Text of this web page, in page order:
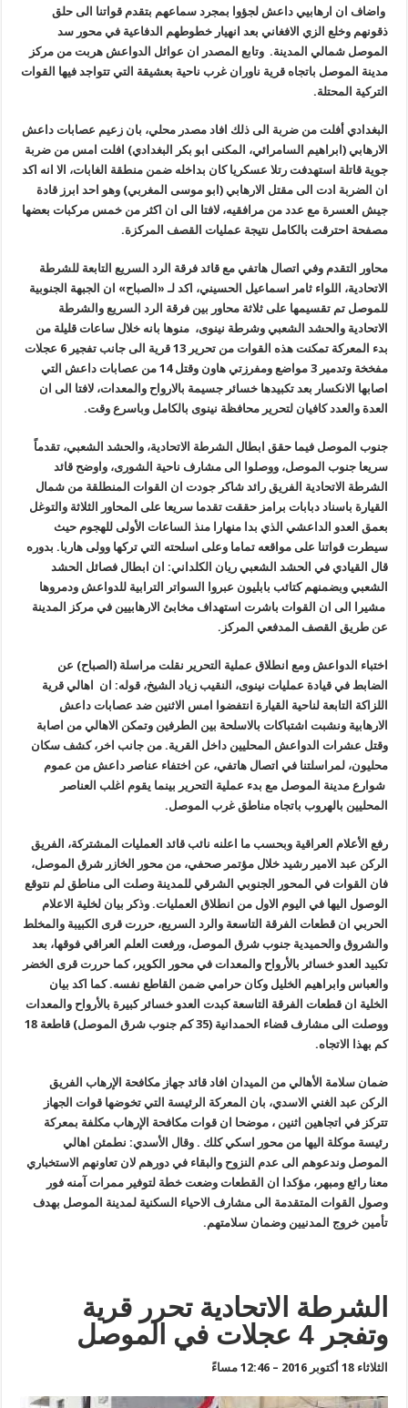
واضاف ان ارهابيي داعش لجؤوا بمجرد سماعهم بتقدم قواتنا الى حلق
ذقونهم وخلع الزي الافغاني بعد انهيار خطوطهم الدفاعية في محور سد
الموصل شمالي المدينة. وتابع المصدر ان عوائل الدواعش هربت من مركز
مدينة الموصل باتجاه قرية ناوران غرب ناحية بعشيقة التي تتواجد فيها القوات
التركية المحتلة.
البغدادي أفلت من ضربة الى ذلك افاد مصدر محلي، بان زعيم عصابات داعش
الارهابي (ابراهيم السامرائي، المكنى ابو بكر البغدادي) افلت امس من ضربة
جوية قاتلة استهدفت رتلا عسكريا كان بداخله ضمن منطقة الغابات، الا انه اكد
ان الضربة ادت الى مقتل الارهابي (ابو موسى المغربي) وهو احد ابرز قادة
جيش العسرة مع عدد من مرافقيه، لافتا الى ان اكثر من خمس مركبات بعضها
مصفحة احترقت بالكامل نتيجة عمليات القصف المركزة.
محاور التقدم وفي اتصال هاتفي مع قائد فرقة الرد السريع التابعة للشرطة
الاتحادية، اللواء ثامر اسماعيل الحسيني، اكد لـ «الصباح» ان الجبهة الجنوبية
للموصل تم تقسيمها على ثلاثة محاور بين فرقة الرد السريع والشرطة
الاتحادية والحشد الشعبي وشرطة نينوى، منوها بانه خلال ساعات قليلة من
بدء المعركة تمكنت هذه القوات من تحرير 13 قرية الى جانب تفجير 6 عجلات
مفخخة وتدمير 3 مواضع ومفرزتي هاون وقتل 14 من عصابات داعش التي
اصابها الانكسار بعد تكبيدها خسائر جسيمة بالارواح والمعدات، لافتا الى ان
العدة والعدد كافيان لتحرير محافظة نينوى بالكامل وباسرع وقت.
جنوب الموصل فيما حقق ابطال الشرطة الاتحادية، والحشد الشعبي، تقدماً
سريعا جنوب الموصل، ووصلوا الى مشارف ناحية الشورى، واوضح قائد
الشرطة الاتحادية الفريق رائد شاكر جودت ان القوات المنطلقة من شمال
القيارة باسناد دبابات برامز حققت تقدما سريعا على المحاور الثلاثة والتوغل
بعمق العدو الداعشي الذي بدا منهارا منذ الساعات الأولى للهجوم حيث
سيطرت قواتنا على مواقعه تماما وعلى اسلحته التي تركها وولى هاربا. بدوره
قال القيادي في الحشد الشعبي ريان الكلداني: ان ابطال فصائل الحشد
الشعبي وبضمنهم كتائب بابليون عبروا السواتر الترابية للدواعش ودمروها
مشيرا الى ان القوات باشرت استهداف مخابئ الارهابيين في مركز المدينة
عن طريق القصف المدفعي المركز.
اختباء الدواعش ومع انطلاق عملية التحرير نقلت مراسلة (الصباح) عن
الضابط في قيادة عمليات نينوى، النقيب زياد الشيخ، قوله: ان اهالي قرية
اللزاكة التابعة لناحية القيارة انتفضوا امس الاثنين ضد عصابات داعش
الارهابية ونشبت اشتباكات بالاسلحة بين الطرفين وتمكن الاهالي من اصابة
وقتل عشرات الدواعش المحليين داخل القرية. من جانب اخر، كشف سكان
محليون، لمراسلتنا في اتصال هاتفي، عن اختفاء عناصر داعش من عموم
شوارع مدينة الموصل مع بدء عملية التحرير بينما يقوم اغلب العناصر
المحليين بالهروب باتجاه مناطق غرب الموصل.
رفع الأعلام العراقية وبحسب ما اعلنه نائب قائد العمليات المشتركة، الفريق
الركن عبد الامير رشيد خلال مؤتمر صحفي، من محور الخازر شرق الموصل،
فان القوات في المحور الجنوبي الشرقي للمدينة وصلت الى مناطق لم نتوقع
الوصول اليها في اليوم الاول من انطلاق العمليات. وذكر بيان لخلية الاعلام
الحربي ان قطعات الفرقة التاسعة والرد السريع، حررت قرى الكبيبة والمخلط
والشروق والحميدية جنوب شرق الموصل، ورفعت العلم العراقي فوقها، بعد
تكبيد العدو خسائر بالأرواح والمعدات في محور الكوير، كما حررت قرى الخضر
والعباس وابراهيم الخليل وكان حرامي ضمن القاطع نفسه. كما اكد بيان
الخلية ان قطعات الفرقة التاسعة كبدت العدو خسائر كبيرة بالأرواح والمعدات
ووصلت الى مشارف قضاء الحمدانية (35 كم جنوب شرق الموصل) قاطعة 18
كم بهذا الاتجاه.
ضمان سلامة الأهالي من الميدان افاد قائد جهاز مكافحة الإرهاب الفريق
الركن عبد الغني الاسدي، بان المعركة الرئيسة التي تخوضها قوات الجهاز
تتركز في اتجاهين اثنين ، موضحا ان قوات مكافحة الإرهاب مكلفة بمعركة
رئيسة موكلة اليها من محور اسكي كلك . وقال الأسدي: نطمئن اهالي
الموصل وندعوهم الى عدم النزوح والبقاء في دورهم لان تعاونهم الاستخباري
معنا رائع ومبهر، مؤكدا ان القطعات وضعت خطة لتوفير ممرات آمنه فور
وصول القوات المتقدمة الى مشارف الاحياء السكنية لمدينة الموصل بهدف
تأمين خروج المدنيين وضمان سلامتهم.
الشرطة الاتحادية تحرر قرية
وتفجر 4 عجلات في الموصل
الثلاثاء 18 أكتوبر 2016 – 12:46 مساءً